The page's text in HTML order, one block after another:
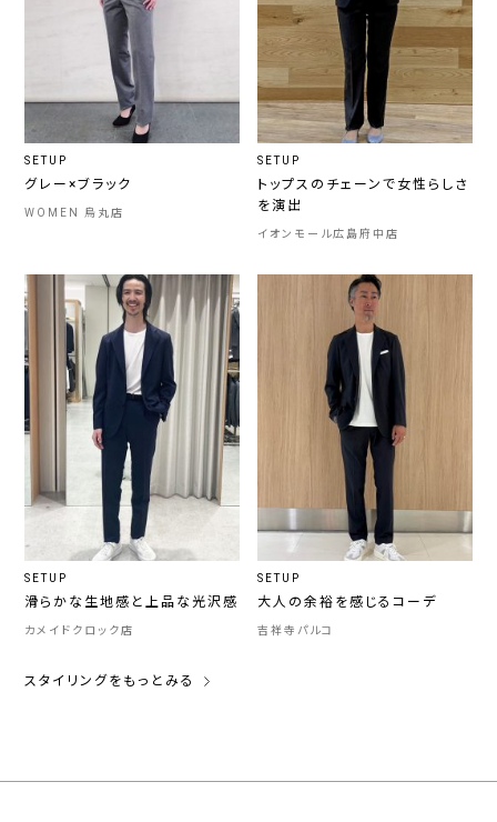
SETUP
グレー×ブラック
WOMEN 烏丸店
SETUP
トップスのチェーンで女性らしさ
を演出
イオンモール広島府中店
SETUP
滑らかな生地感と上品な光沢感
カメイドクロック店
SETUP
大人の余裕を感じるコーデ
吉祥寺パルコ
スタイリングをもっとみる